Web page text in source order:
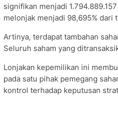
signifikan menjadi
melonjak menjadi 98,695% dari
Artinya, terdapat tambahan
Seluruh saham yang
Lonjakan kepemilikan ini
pada satu pihak pemegang
kontrol terhadap keputusan